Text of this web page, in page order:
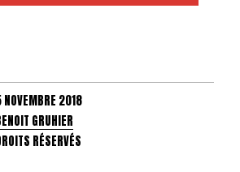
NOVEMBRE 2018
GRUHIER
RÉSERVÉS